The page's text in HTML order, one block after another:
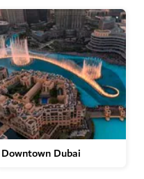
Downtown Dubai